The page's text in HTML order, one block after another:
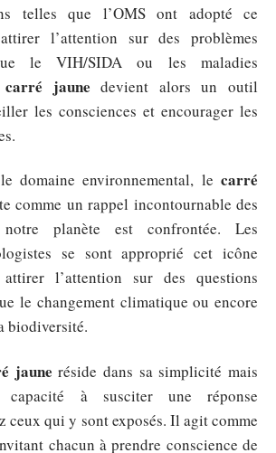
telles que l’OMS ont adopté ce
l’attention sur des problèmes
le VIH/SIDA ou les maladies
carré jaune devient alors un outil
les consciences et encourager les
domaine environnemental, le carré
comme un rappel incontournable des
planète est confrontée. Les
se sont approprié cet icône
l’attention sur des questions
le changement climatique ou encore
biodiversité.
jaune réside dans sa simplicité mais
à susciter une réponse
ceux qui y sont exposés. Il agit comme
chacun à prendre conscience de